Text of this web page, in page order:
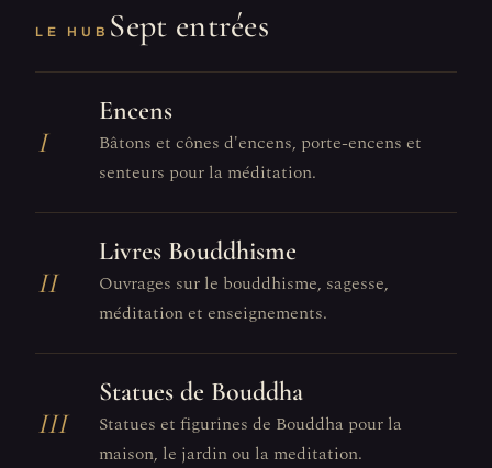
LE HUB Sept entrées
I
Encens
Bâtons et cônes d'encens, porte-encens et
senteurs pour la méditation.
II
Livres Bouddhisme
Ouvrages sur le bouddhisme, sagesse,
méditation et enseignements.
III
Statues de Bouddha
Statues et figurines de Bouddha pour la
maison, le jardin ou la meditation.